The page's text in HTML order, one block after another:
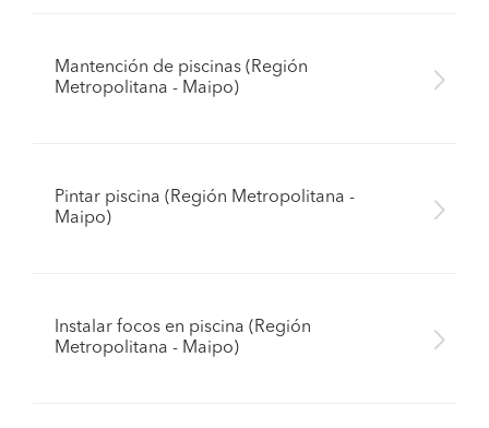
Mantención de piscinas (Región
Metropolitana - Maipo)
Pintar piscina (Región Metropolitana -
Maipo)
Instalar focos en piscina (Región
Metropolitana - Maipo)